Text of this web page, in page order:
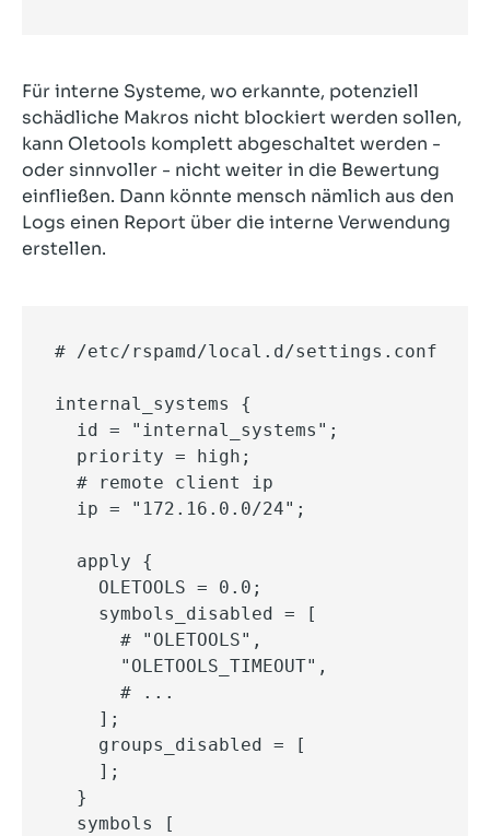
Für interne Systeme, wo erkannte, potenziell
schädliche Makros nicht blockiert werden sollen,
kann Oletools komplett abgeschaltet werden -
oder sinnvoller - nicht weiter in die Bewertung
einfließen. Dann könnte mensch nämlich aus den
Logs einen Report über die interne Verwendung
erstellen.
# /etc/rspamd/local.d/settings.conf
internal_systems {
  id = "internal_systems";
  priority = high;
  # remote client ip
  ip = "172.16.0.0/24";
  apply {
    OLETOOLS = 0.0;
    symbols_disabled = [
      # "OLETOOLS",
      "OLETOOLS_TIMEOUT",
      # ...
    ];
    groups_disabled = [
    ];
  }
  symbols [